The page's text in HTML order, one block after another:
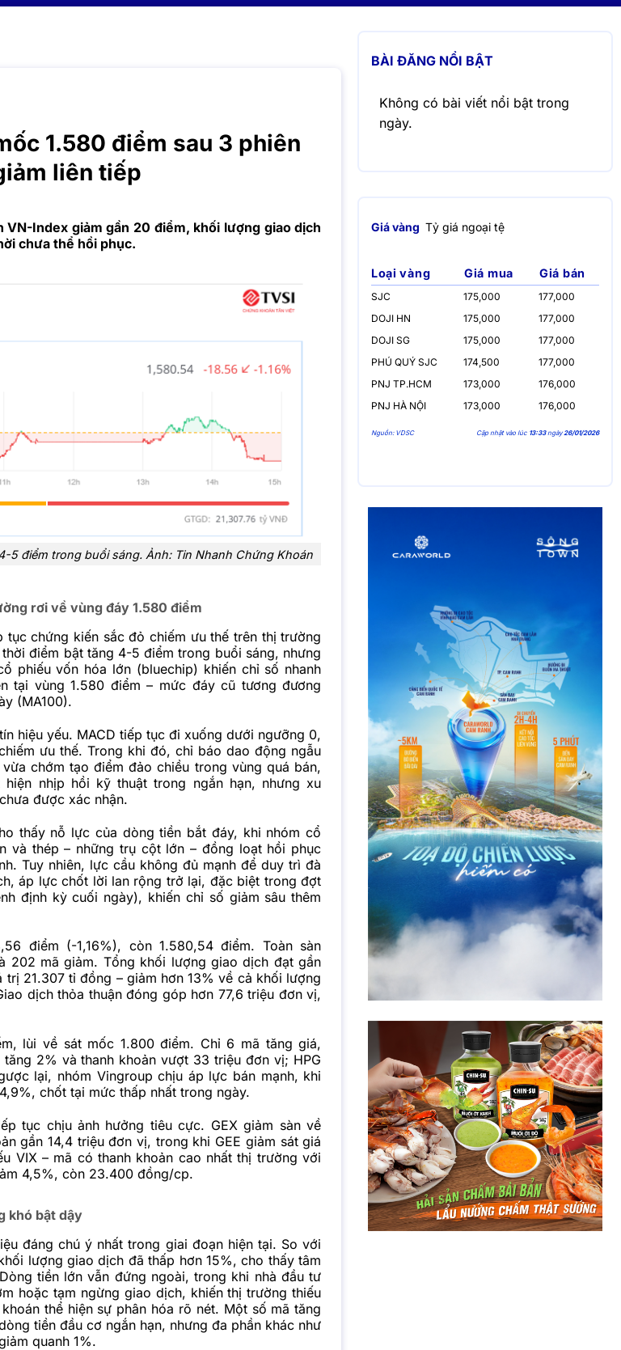
1.580 điểm sau 3 phiên
liên tiếp
Index giảm gần 20 điểm, khối lượng giao dịch
chưa thể hồi phục.
5 điểm trong buổi sáng. Ảnh: Tin Nhanh Chứng Khoán
rơi về vùng đáy 1.580 điểm
tục chứng kiến sắc đỏ chiếm ưu thế trên thị trường
điểm bật tăng 4-5 điểm trong buổi sáng, nhưng
phiếu vốn hóa lớn (bluechip) khiến chỉ số nhanh
tại vùng 1.580 điểm – mức đáy cũ tương đương
(MA100).
hiệu yếu. MACD tiếp tục đi xuống dưới ngưỡng 0,
ưu thế. Trong khi đó, chỉ báo dao động ngẫu
chớm tạo điểm đảo chiều trong vùng quá bán,
nhịp hồi kỹ thuật trong ngắn hạn, nhưng xu
được xác nhận.
thấy nỗ lực của dòng tiền bắt đáy, khi nhóm cổ
và thép – những trụ cột lớn – đồng loạt hồi phục
Tuy nhiên, lực cầu không đủ mạnh để duy trì đà
áp lực chốt lời lan rộng trở lại, đặc biệt trong đợt
định kỳ cuối ngày), khiến chỉ số giảm sâu thêm
điểm (-1,16%), còn 1.580,54 điểm. Toàn sàn
202 mã giảm. Tổng khối lượng giao dịch đạt gần
21.307 tỉ đồng – giảm hơn 13% về cả khối lượng
dịch thỏa thuận đóng góp hơn 77,6 triệu đơn vị,
lùi về sát mốc 1.800 điểm. Chỉ 6 mã tăng giá,
2% và thanh khoản vượt 33 triệu đơn vị; HPG
lại, nhóm Vingroup chịu áp lực bán mạnh, khi
chốt tại mức thấp nhất trong ngày.
tục chịu ảnh hưởng tiêu cực. GEX giảm sàn về
gần 14,4 triệu đơn vị, trong khi GEE giảm sát giá
VIX – mã có thanh khoản cao nhất thị trường với
4,5%, còn 23.400 đồng/cp.
khó bật dậy
đáng chú ý nhất trong giai đoạn hiện tại. So với
lượng giao dịch đã thấp hơn 15%, cho thấy tâm
tiền lớn vẫn đứng ngoài, trong khi nhà đầu tư
hoặc tạm ngừng giao dịch, khiến thị trường thiếu
thể hiện sự phân hóa rõ nét. Một số mã tăng
tiền đầu cơ ngắn hạn, nhưng đa phần khác như
quanh 1%.
BÀI ĐĂNG NỔI BẬT
Không có bài viết nổi bật trong
ngày.
Giá vàng Tỷ giá ngoại tệ
Loại vàng Giá mua Giá bán
SJC 175,000
177,000
DOJI HN
175,000
177,000
DOJI SG
175,000
177,000
PHÚ QUÝ SJC
174,500
177,000
PNJ TP.HCM
173,000
176,000
PNJ HÀ NỘI
173,000 176,000
Nguồn: VDSC Cập nhật vào lúc 13:33ngày26/01/2026